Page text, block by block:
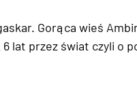
Gorąca wieś
6 lat przez świat czyli o